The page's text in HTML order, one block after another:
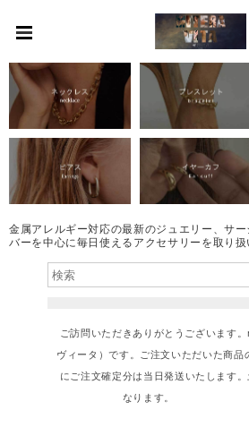
金属アレルギー対応の最新のジュエリー、サ
バーを中心に毎日使えるアクセサリーを取り扱
ご訪問いただきありがとうございます
ヴィータ）です。ご注文いただいた商品
にご注文確定分は当日発送いたします
なります
ーーーーー